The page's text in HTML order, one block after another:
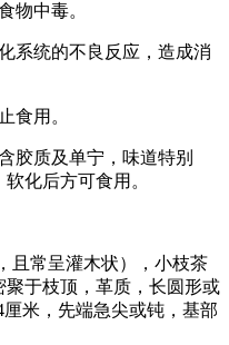
物中毒。
系统的不良反应，造成消
食用。
胶质及单宁，味道特别
化后方可食用。
且常呈灌木状），小枝茶
于枝顶，革质，长圆形或
米，先端急尖或钝，基部